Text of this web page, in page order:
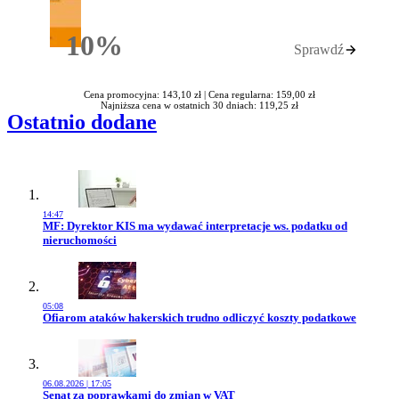
10%Rabatu Sprawdź
Cena promocyjna: 143,10 zł | Cena regularna: 159,00 zł
Najniższa cena w ostatnich 30 dniach: 119,25 zł
Ostatnio dodane
14:47
Przejdź do artykułu:
MF: Dyrektor KIS ma wydawać interpretacje ws. podatku od
nieruchomości
05:08
Przejdź do artykułu:
Ofiarom ataków hakerskich trudno odliczyć koszty podatkowe
06.08.2026 | 17:05
Przejdź do artykułu:
Senat za poprawkami do zmian w VAT